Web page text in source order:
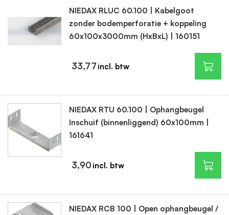
NIEDAX RLUC 60.100 | Kabelgoot
zonder bodemperforatie + koppeling
60x100x3000mm (HxBxL) | 160151
33,77
NIEDAX RTU 60.100 | Ophangbeugel
Inschuif (binnenliggend) 60x100mm |
161641
3,90
NIEDAX RCB 100 | Open ophangbeugel /